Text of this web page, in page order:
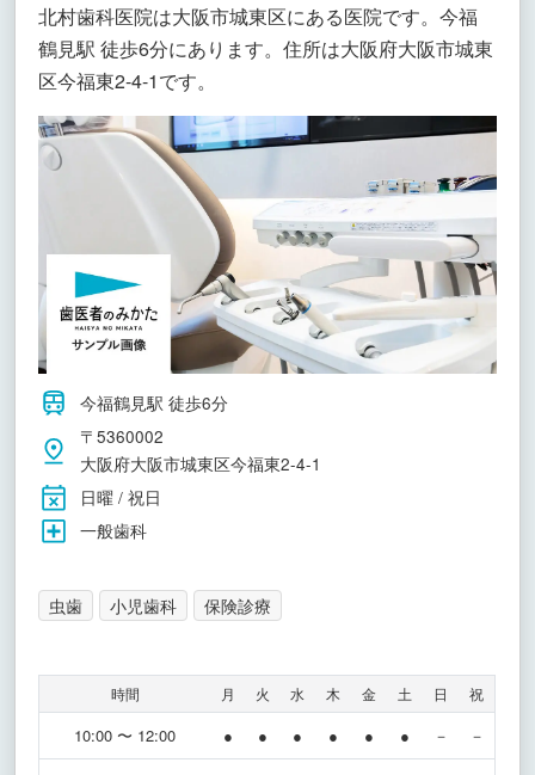
北村歯科医院は大阪市城東区にある医院です。今福
鶴見駅 徒歩6分にあります。住所は大阪府大阪市城東
区今福東2-4-1です。
今福鶴見駅 徒歩6分
〒5360002
大阪府大阪市城東区今福東2-4-1
日曜 / 祝日
一般歯科
虫歯 小児歯科 保険診療
時間 月 火 水 木 金 土 日 祝
10:00 〜 12:00 ● ● ● ● ● ● － －